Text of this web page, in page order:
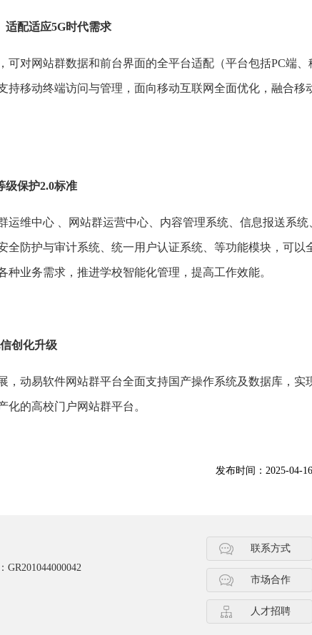
适配适应5G时代需求
可对网站群数据和前台界面的全平台适配（平台包括PC端
持移动终端访问与管理，面向移动互联网全面优化，融合移
级保护2.0标准
运维中心 、网站群运营中心、内容管理系统、信息报送系
全防护与审计系统、统一用户认证系统、等功能模块，可以
业务需求，推进学校智能化管理，提高工作效能。
创化升级
，动易软件网站群平台全面支持国产操作系统及数据库，实
的高校门户网站群平台。
发布时间：2025-04-
联系方式
市场合作
人才招聘